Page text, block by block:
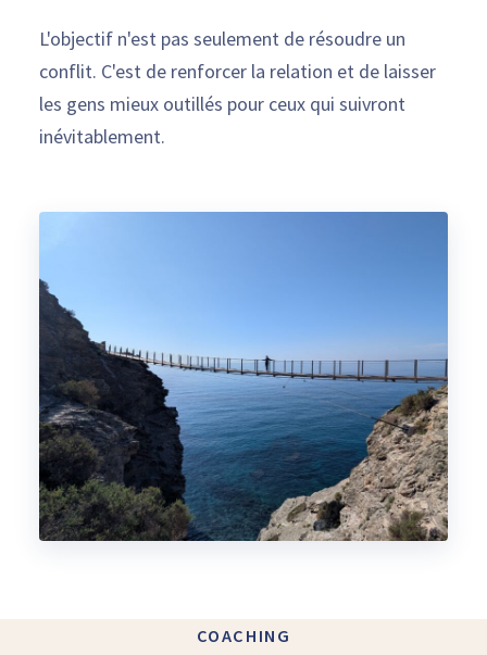
L'objectif n'est pas seulement de résoudre un
conflit. C'est de renforcer la relation et de laisser
les gens mieux outillés pour ceux qui suivront
inévitablement.
COACHING